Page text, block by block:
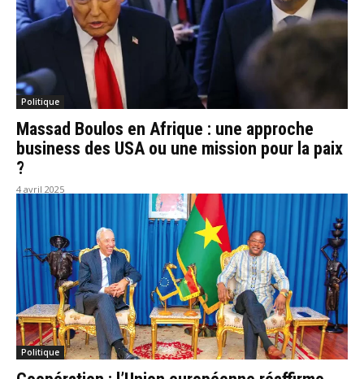
Politique
Massad Boulos en Afrique : une approche
business des USA ou une mission pour la paix
?
4 avril 2025
Politique